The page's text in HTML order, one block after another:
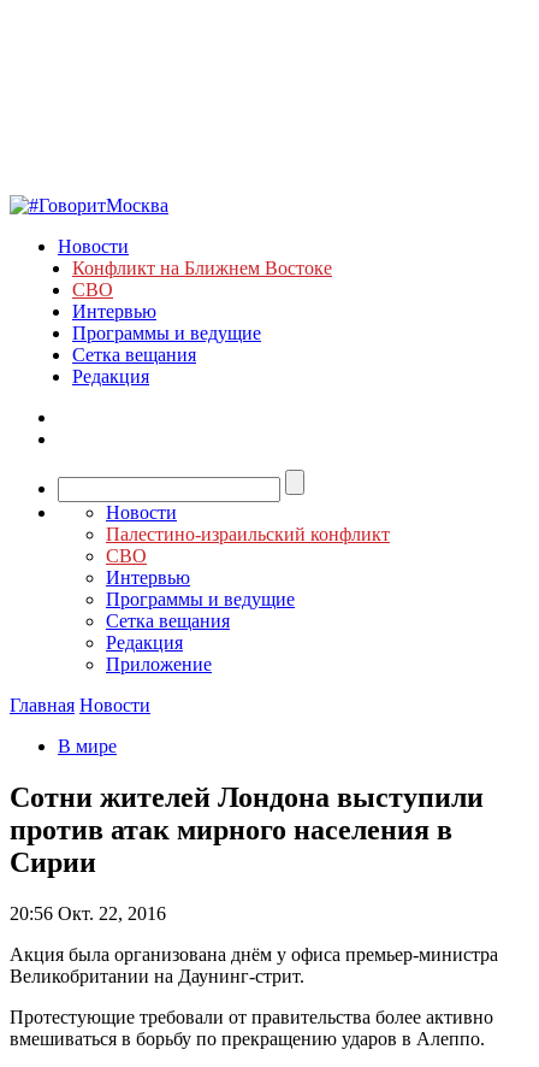
Новости
Конфликт на Ближнем Востоке
СВО
Интервью
Программы и ведущие
Сетка вещания
Редакция
Новости
Палестино-израильский конфликт
СВО
Интервью
Программы и ведущие
Сетка вещания
Редакция
Приложение
Главная Новости
В мире
Сотни жителей Лондона выступили
против атак мирного населения в
Сирии
20:56 Окт. 22, 2016
Акция была организована днём у офиса премьер-министра
Великобритании на Даунинг-стрит.
Протестующие требовали от правительства более активно
вмешиваться в борьбу по прекращению ударов в Алеппо.